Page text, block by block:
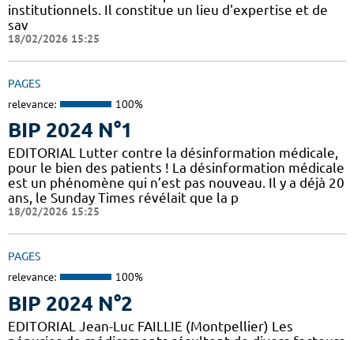
institutionnels. Il constitue un lieu d'expertise et de
sav
18/02/2026 15:25
PAGES
relevance: 100%
BIP 2024 N°1
EDITORIAL Lutter contre la désinformation médicale,
pour le bien des patients ! La désinformation médicale
est un phénomène qui n’est pas nouveau. Il y a déjà 20
ans, le Sunday Times révélait que la p
18/02/2026 15:25
PAGES
relevance: 100%
BIP 2024 N°2
EDITORIAL Jean-Luc FAILLIE (Montpellier) Les